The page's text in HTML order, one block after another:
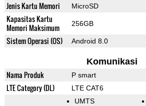
Jenis Kartu Memori MicroSD
Kapasitas Kartu
Memori Maksimum
256GB
Sistem Operasi (OS) Android 8.0
Komunikasi
Nama Produk P smart
LTE Category (DL) LTE CAT6
UMTS